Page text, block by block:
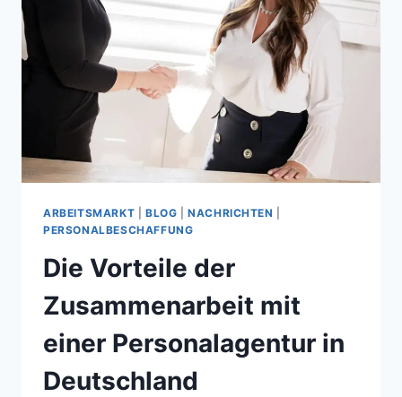
EDARF
ARBEITSMARKT BLOG |NACHRICHTEN
PERSONALBESCHAFFUNG
Die Vorteile der
Zusammenarbeit mit
einer Personalagentur in
Deutschland